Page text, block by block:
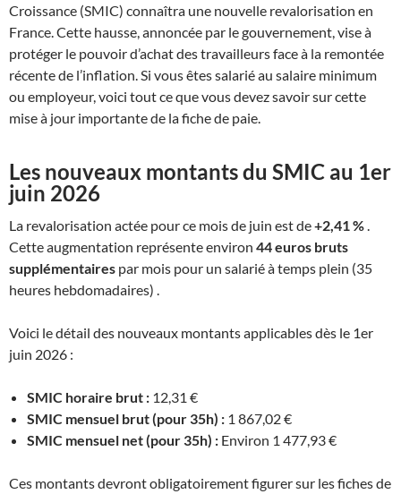
Croissance (SMIC) connaîtra une nouvelle revalorisation en
France. Cette hausse, annoncée par le gouvernement, vise à
protéger le pouvoir d’achat des travailleurs face à la remontée
récente de l’inflation. Si vous êtes salarié au salaire minimum
ou employeur, voici tout ce que vous devez savoir sur cette
mise à jour importante de la fiche de paie.
Les nouveaux montants du SMIC au 1er
juin 2026
La revalorisation actée pour ce mois de juin est de+2,41 %.
Cette augmentation représente environ 44 euros bruts
supplémentaires par mois pour un salarié à temps plein (35
heures hebdomadaires) .
Voici le détail des nouveaux montants applicables dès le 1er
juin 2026 :
SMIC horaire brut : 12,31 €
SMIC mensuel brut (pour 35h) : 1 867,02 €
SMIC mensuel net (pour 35h) : Environ 1 477,93 €
Ces montants devront obligatoirement figurer sur les fiches de